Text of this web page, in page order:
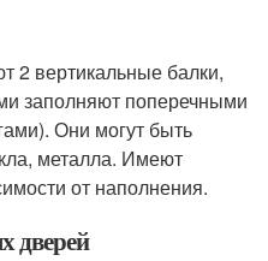
2 вертикальные балки,
заполняют поперечными
Они могут быть
металла. Имеют
от наполнения.
дверей